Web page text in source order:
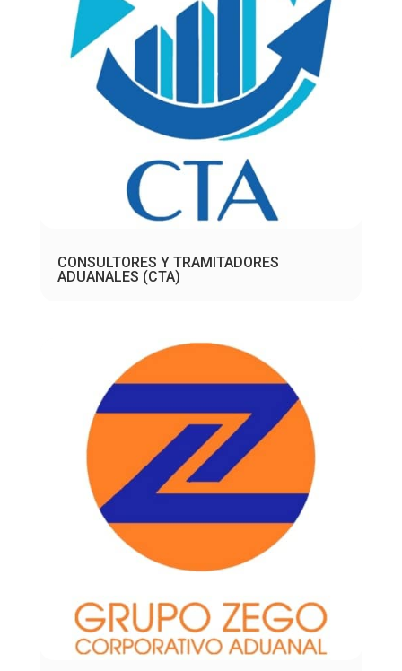
CONSULTORES Y TRAMITADORES
ADUANALES (CTA)